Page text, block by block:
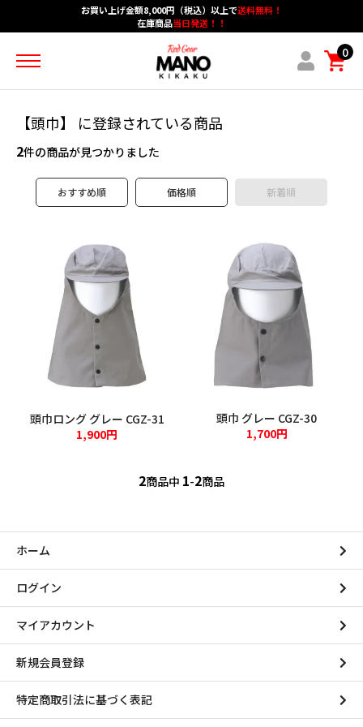
お買い上げ金額8,000円（税込）以上で送料無料！
在庫商品当日発送！！
0
作業用手袋
防炎・耐熱・耐切創
保護メガネ・耳栓・シューズ
マスク・防護服
スパッターシート・保護シート
溶接用品
ウエス・メンテナンス用品
マイアカウント
カートを見る
【頭巾】 に登録されている商品
2件の商品が見つかりました
おすすめ順 価格順 新着順
頭巾ロング グレー CGZ-31
1,900円
頭巾 グレー CGZ-30
1,700円
2商品中 1-2商品
ホーム
ログイン
マイアカウント
新規会員登録
特定商取引法に基づく表記
カテゴリーメニュー
アカウント
ブログメニュー